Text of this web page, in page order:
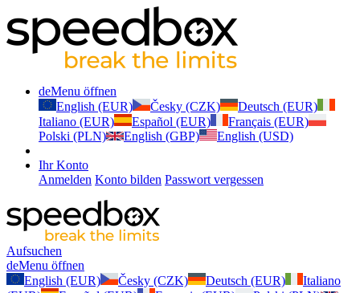
deMenu öffnen
English (EUR)
Česky (CZK)
Deutsch (EUR)
Italiano (EUR)
Español (EUR)
Français (EUR)
Polski (PLN)
English (GBP) English (USD)
Ihr Konto
Anmelden Konto bilden Passwort vergessen
Aufsuchen
deMenu öffnen
English (EUR)
Česky (CZK) Deutsch (EUR)
Italiano